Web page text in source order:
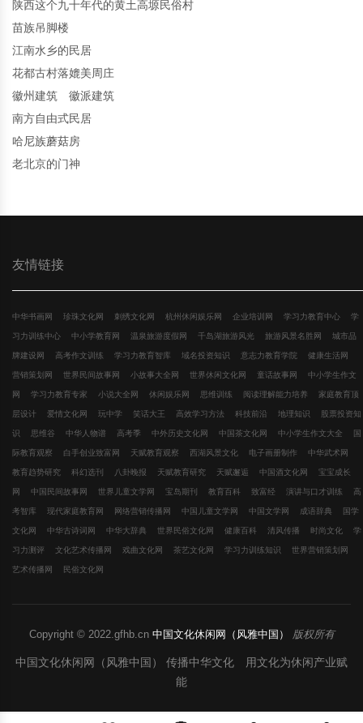
陕西这个九十年代的黄土高塬民俗村
苗族吊脚楼
江南水乡的民居
花都古村落媲美周庄
徽州建筑 徽派建筑
南方自由式民居
哈尼族蘑菇房
老北京的门神
友情链接
中华书画网 珍珠文化网 刺绣文化网 杭州休闲娱乐网 企业培训网 学习力教育中心 学
习力训练中心 中小学教育网 温泉旅游度假网 千岛湖旅游风光 旅游风景名胜网 城市品
牌建设网 高考作文训练 学习力教育智库 域名投资知识 意志力教育学院 健康生活网
营销策划网 世界民间故事网 小故事大全网 世界休闲文化网 童话故事网 中小学生作文
网 学习力教育专家 小说大全网 休闲娱乐网 思维训练 阅读理解能力培养 家庭教育顶
层设计 爱情文化网 玩中学 笑话大王 高效学习方法 科技前沿 地理知识 股票投资知
识 思维谷 中华人物谱 高考季 中外历史文化网 中国茶文化网 中小学生作文大全 国
际教育观察 白手创业致富网 天赋教育观察 西湖风景文化 电子画册制作 中华武术网
教育趋势研究 科幻选刊 八卦晚报 天赋教育研究 天赋邂逅 中国酒文化网 宝宝成长
网 中国民间故事网 世界儿童文学网 宝岛期刊 教育百科 致富经 演讲与口才训练 高
考智库 现代家庭教育网 网络营销传播网 中国儿童文学网 中国文学网 成语辞典 国学
文化网 中华古诗词网 中华大辞典 世界民俗文化网 健康百科 清风传播 时尚文化 学
习力测评 文化艺术传播网 戏曲文化网 茶艺文化网 学习力训练知识 世界营销策划网
艺术传播网 民俗文化网
Copyright © 2022.gfhb.cn 中国文化休闲网（风雅中国） 版权所有
中国文化休闲网（风雅中国） 传播中华文化 用文化为休闲产业赋
能